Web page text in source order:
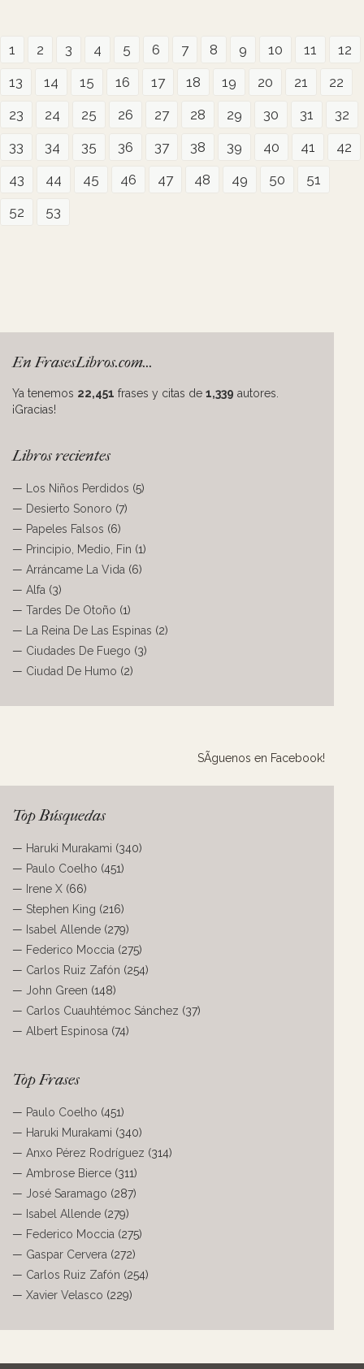
1 2 3 4 5 6 7 8 9 10 11
12
13
14 15 16 17 18 19 20 21
22
23
24 25 26 27 28 29 30 31
32
33
34 35 36 37 38 39 40 41
42
43
44 45 46 47 48 49 50
51
52
53
En FrasesLibros.com...
Ya tenemos 22,451 frases y citas de 1,339 autores.
¡Gracias!
Libros recientes
— Los Niños Perdidos (5)
— Desierto Sonoro (7)
— Papeles Falsos (6)
— Principio, Medio, Fin (1)
— Arráncame La Vida (6)
— Alfa (3)
— Tardes De Otoño (1)
—
La Reina De Las Espinas (2)
— Ciudades De Fuego (3)
— Ciudad De Humo (2)
SÃ­guenos en Facebook!
Top Búsquedas
— Haruki Murakami (340)
— Paulo Coelho (451)
— Irene X (66)
— Stephen King (216)
— Isabel Allende (279)
— Federico Moccia (275)
— Carlos Ruiz Zafón (254)
— John Green (148)
— Carlos Cuauhtémoc Sánchez (37)
— Albert Espinosa (74)
Top Frases
— Paulo Coelho (451)
— Haruki Murakami (340)
— Anxo Pérez Rodríguez (314)
— Ambrose Bierce (311)
— José Saramago (287)
— Isabel Allende (279)
— Federico Moccia (275)
— Gaspar Cervera (272)
— Carlos Ruiz Zafón (254)
— Xavier Velasco (229)